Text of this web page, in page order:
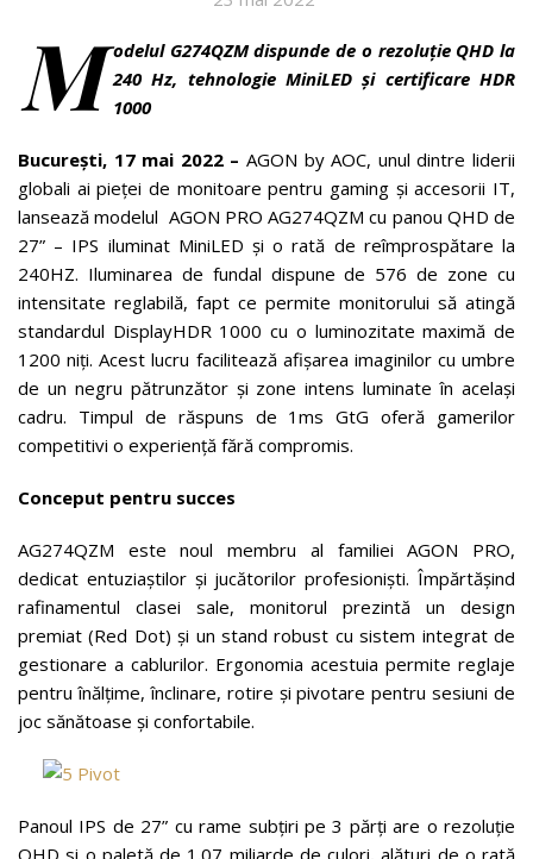
M odelul G274QZM dispunde de o rezoluție QHD la
240 Hz, tehnologie MiniLED și certificare HDR
1000
București, 17 mai 2022 –AGON by AOC, unul dintre liderii
globali ai pieței de monitoare pentru gaming și accesorii IT,
lansează modelul AGON PRO AG274QZM cu panou QHD de
27” – IPS iluminat MiniLED și o rată de reîmprospătare la
240HZ. Iluminarea de fundal dispune de 576 de zone cu
intensitate reglabilă, fapt ce permite monitorului să atingă
standardul DisplayHDR 1000 cu o luminozitate maximă de
1200 niți. Acest lucru facilitează afișarea imaginilor cu umbre
de un negru pătrunzător și zone intens luminate în același
cadru. Timpul de răspuns de 1ms GtG oferă gamerilor
competitivi o experiență fără compromis.
Conceput pentru succes
AG274QZM este noul membru al familiei AGON PRO,
dedicat entuziaștilor și jucătorilor profesioniști. Împărtășind
rafinamentul clasei sale, monitorul prezintă un design
premiat (Red Dot) și un stand robust cu sistem integrat de
gestionare a cablurilor. Ergonomia acestuia permite reglaje
pentru înălțime, înclinare, rotire și pivotare pentru sesiuni de
joc sănătoase și confortabile.
Panoul IPS de 27” cu rame subțiri pe 3 părți are o rezoluție
QHD si o paletă de 1.07 miliarde de culori, alături de o rată